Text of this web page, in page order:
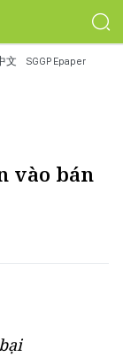
文 SGGP Epaper
vào bán